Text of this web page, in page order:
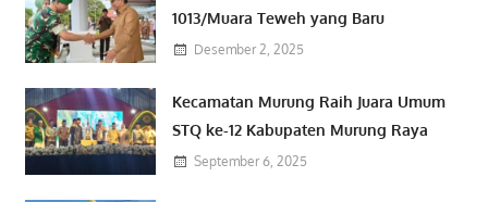
1013/Muara Teweh yang Baru
Desember 2, 2025
Kecamatan Murung Raih Juara Umum
STQ ke-12 Kabupaten Murung Raya
September 6, 2025